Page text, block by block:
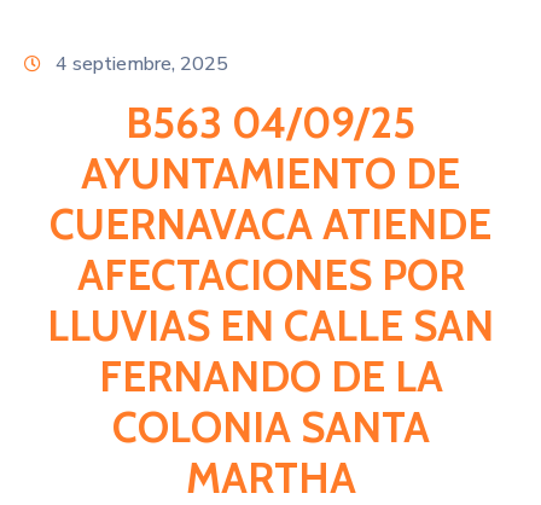
Citas4 septiembre, 2025
B563 04/09/25
AYUNTAMIENTO DE
CUERNAVACA ATIENDE
AFECTACIONES POR
LLUVIAS EN CALLE SAN
FERNANDO DE LA
COLONIA SANTA
MARTHA